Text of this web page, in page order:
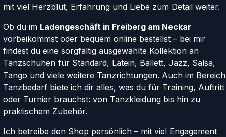
mit viel Herzblut, Erfahrung und Liebe zum Detail weiter.
Ob du im Ladengeschäft in Freiberg am Neckar
vorbeikommst oder bequem online bestellst – bei mir
findest du eine sorgfältig ausgewählte Kollektion an
Tanzschuhen für Standard, Latein, Ballett, Jazz, Salsa,
Tango und viele weitere Tanzrichtungen. Auch im Bereich
Tanzbedarf biete ich dir alles, was du für Training, Auftritt
oder Turnier brauchst: von Tanzkleidung bis hin zu
praktischem Zubehör.
Ich betreibe den Shop persönlich – mit viel Engagement